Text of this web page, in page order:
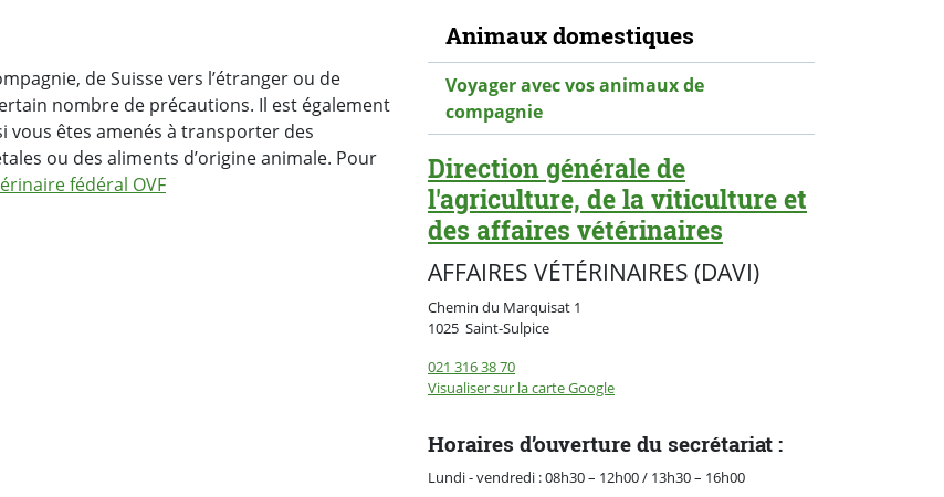
de Suisse vers l’étranger ou de
nombre de précautions. Il est également
vous êtes amenés à transporter des
ou des aliments d’origine animale. Pour
fédéral OVF
Navigation secondaire
Animaux domestiques
Voyager avec vos animaux de
compagnie
Direction générale de
l'agriculture, de la viticulture et
des affaires vétérinaires
AFFAIRES VÉTÉRINAIRES (DAVI)
Chemin du Marquisat 1
1025 Saint-SulpiceSuisse
021 316 38 70
Visualiser sur la carte Google
Horaires d’ouverture du secrétariat :
Lundi - vendredi : 08h30 – 12h00 / 13h30 – 16h00